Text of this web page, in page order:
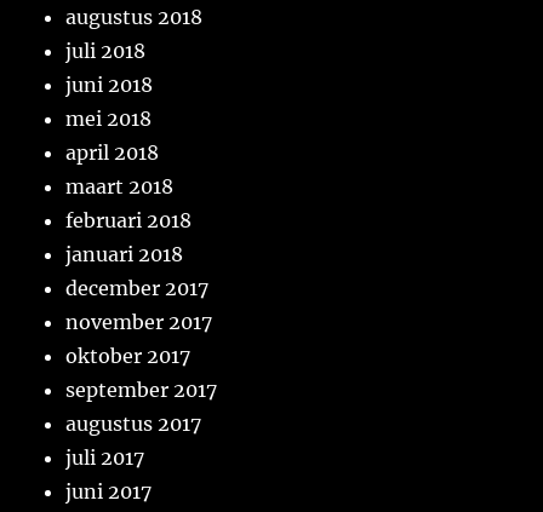
augustus 2018
juli 2018
juni 2018
mei 2018
april 2018
maart 2018
februari 2018
januari 2018
december 2017
november 2017
oktober 2017
september 2017
augustus 2017
juli 2017
juni 2017